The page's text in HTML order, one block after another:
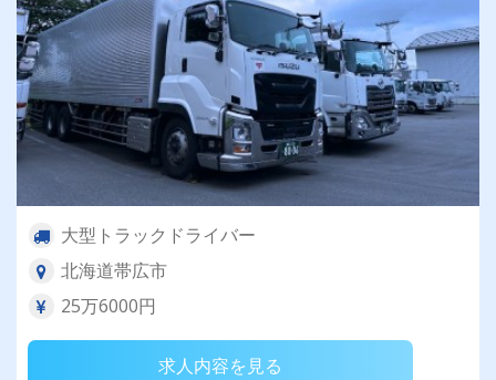
大型トラックドライバー
北海道帯広市
25万6000円
求人内容を見る